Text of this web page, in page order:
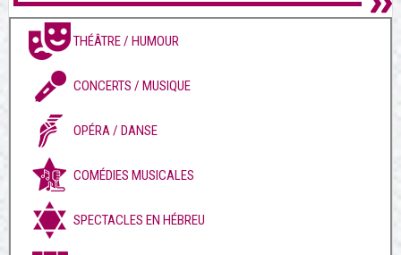
THÉÂTRE / HUMOUR
CONCERTS / MUSIQUE
OPÉRA / DANSE
COMÉDIES MUSICALES
SPECTACLES EN HÉBREU